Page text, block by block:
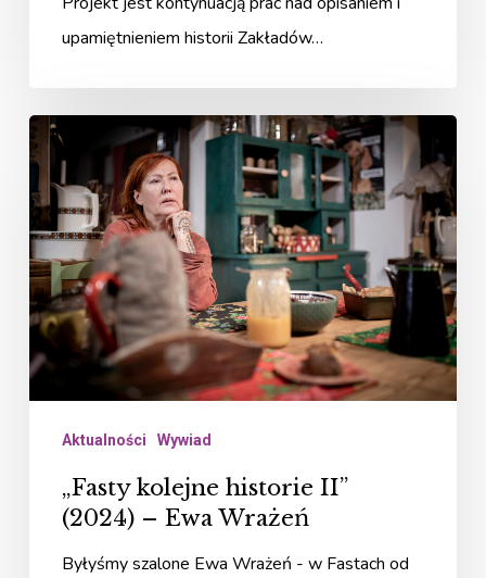
upamiętnieniem historii Zakładów…
„Fasty
kolejne
historie
II”
(2024)
–
Ewa
Wrażeń
Aktualności Wywiad
„Fasty kolejne historie II”
(2024) – Ewa Wrażeń
Byłyśmy szalone Ewa Wrażeń - w Fastach od